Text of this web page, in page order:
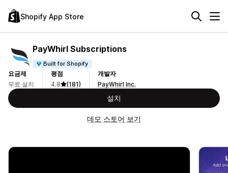
Shopify App Store
PayWhirl Subscriptions
Built for Shopify
요금제
무료 설치
평점
4.8
(181)
개발자
PayWhirl Inc.
설치
데모 스토어 보기